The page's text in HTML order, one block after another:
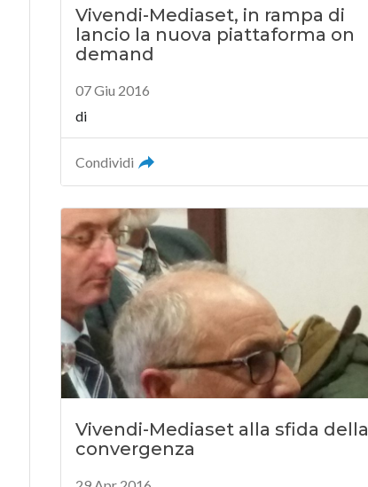
Vivendi-Mediaset, in rampa di
lancio la nuova piattaforma on
demand
07 Giu 2016
di
Condividi
Vivendi-Mediaset alla sfida della
convergenza